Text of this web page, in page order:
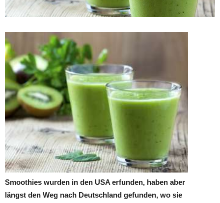
Smoothies wurden in den USA erfunden, haben aber
längst den Weg nach Deutschland gefunden, wo sie